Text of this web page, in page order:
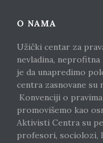
O NAMA
Užički centar za
nevladina,
je da unapredimo
centra zasnovane su
Konvenciji o
promovišemo kao
Aktivisti Centra su
profesori, sociolozi,